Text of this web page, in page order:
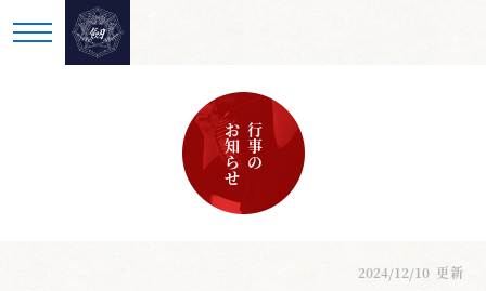
行事の
お知らせ
2024/12/10 更新